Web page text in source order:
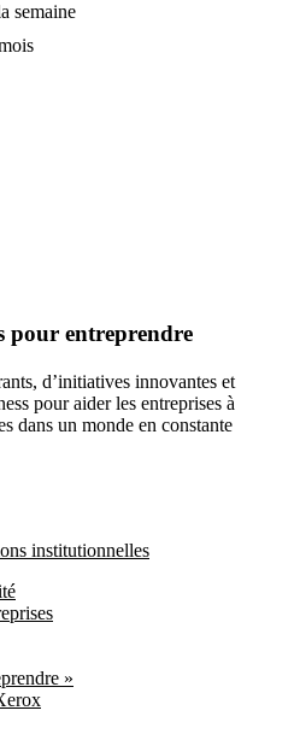
semaine
pour entreprendre
d’initiatives innovantes et
pour aider les entreprises à
dans un monde en constante
institutionnelles
»